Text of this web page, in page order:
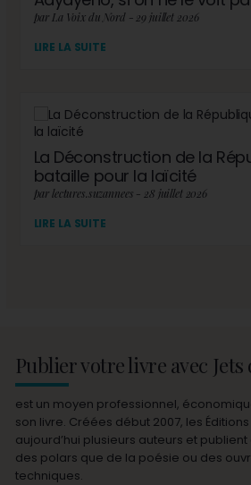
par La Voix du Nord - 29 juillet 2026
LIRE LA SUITE
La Déconstruction de la
bataille pour la laïcité
par lectures.suzannees - 28 juillet 2026
LIRE LA SUITE
Publier votre livre avec
est un moyen professionnel,
son livre. Créées début 2007, les
aujourd’hui plusieurs auteurs et
des polars que de la poésie ou des
techniques.